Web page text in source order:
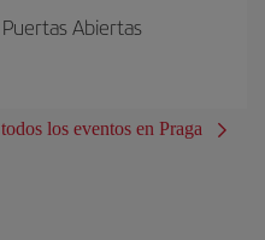
Abiertas
los eventos en Praga